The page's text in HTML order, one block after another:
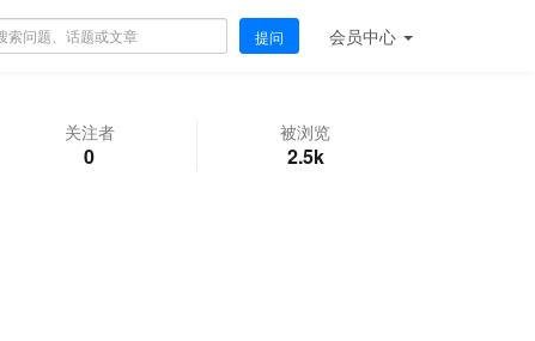
提问 会员中心
关注者
0
被浏览
2.5k